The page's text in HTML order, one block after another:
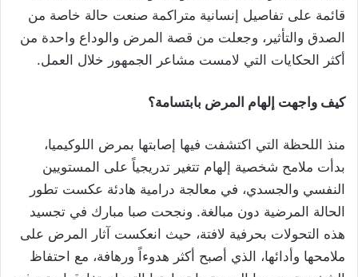
قائمة على تفاصيل إنسانية متراكمة صنعت حالة خاصة من
الصدق والتأثير، وجعلت من قصة المرض والوداع واحدة من
أكثر الحكايات التي لامست مشاعر الجمهور خلال العمل.
كيف واجهت إلهام المرض بابتسامة؟
منذ اللحظة التي اكتشفت فيها إصابتها بمرض اللوكيميا،
بدأت ملامح شخصية إلهام تتغير تدريجياً على المستويين
النفسي والجسدي، في معالجة درامية هادئة عكست تطور
الحالة المرضية دون مبالغة. ونجحت صبا مبارك في تجسيد
هذه التحولات بحرفية لافتة، حيث انعكست آثار المرض على
ملامحها وأدائها، الذي أصبح أكثر هدوءاً ورهافة، مع احتفاظ